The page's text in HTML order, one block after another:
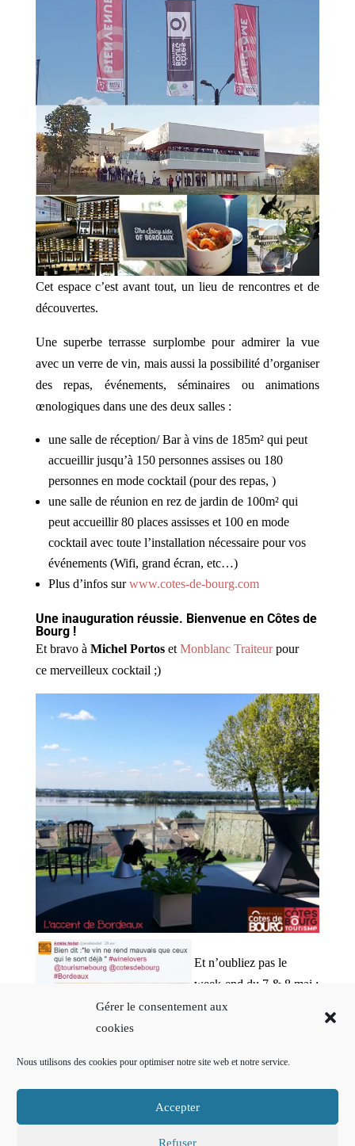
Gérer le consentement aux
cookies
Nous utilisons des cookies pour optimiser notre site web et notre service.
Accepter
Refuser
Cet espace c’est avant tout, un lieu de rencontres et de
découvertes.
Une superbe terrasse surplombe pour admirer la vue
avec un verre de vin, mais aussi la possibilité d’organiser
des repas, événements, séminaires ou animations
œnologiques dans une des deux salles :
une salle de réception/ Bar à vins de 185m² qui peut
accueillir jusqu’à 150 personnes assises ou 180
personnes en mode cocktail (pour des repas, )
une salle de réunion en rez de jardin de 100m² qui
peut accueillir 80 places assisses et 100 en mode
cocktail avec toute l’installation nécessaire pour vos
événements (Wifi, grand écran, etc…)
Plus d’infos surwww.cotes-de-bourg.com
Une inauguration réussie. Bienvenue en Côtes de
Bourg !
Et bravo à Michel Portoset Monblanc Traiteurpour
ce merveilleux cocktail ;)
Et n’oubliez pas le
week-end du 7 & 8 mai :
les cookies marketing